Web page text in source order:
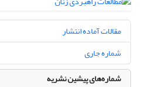
مقالات آماده انتشار
شماره جاری
شماره‌های پیشین نشریه